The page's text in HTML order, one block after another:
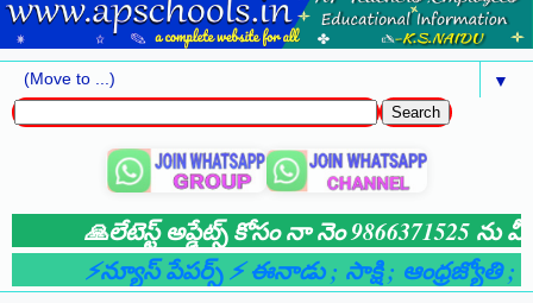
▼
🙏లేటెస్ట్ అప్డేట్స్ కోసం నా నెం 9866371525 ను
⚡న్యూస్ పేపర్స్ ⚡ ఈనాడు; సాక్షి; ఆంధ్రజ్యోతి;